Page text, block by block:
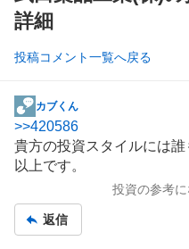
詳細
投稿コメント一覧へ戻る
掲
示
板
記
カブくん
>>420586
貴方の投資スタイルには誰
以上です。
投資の参考
返信